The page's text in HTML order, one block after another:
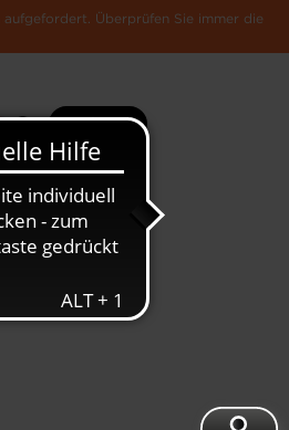
Überprüfen Sie immer die
Mehr
Luxemburger